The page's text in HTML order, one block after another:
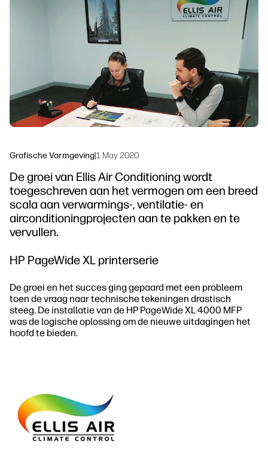
Neem contact op met een HP PrintOS-
linkedInfacebook youtube
Workflowoplossingen
Grafische Vormgeving|1 May 2020
De groei van Ellis Air Conditioning wordt
toegeschreven aan het vermogen om een breed
scala aan verwarmings-, ventilatie- en
airconditioningprojecten aan te pakken en te
vervullen.
HP PageWide XL printerserie
De groei en het succes ging gepaard met een probleem
toen de vraag naar technische tekeningen drastisch
steeg. De installatie van de HP PageWide XL 4000 MFP
was de logische oplossing om de nieuwe uitdagingen het
hoofd te bieden.